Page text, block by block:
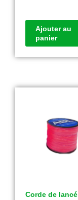
Ajouter au
panier
Corde de lancé